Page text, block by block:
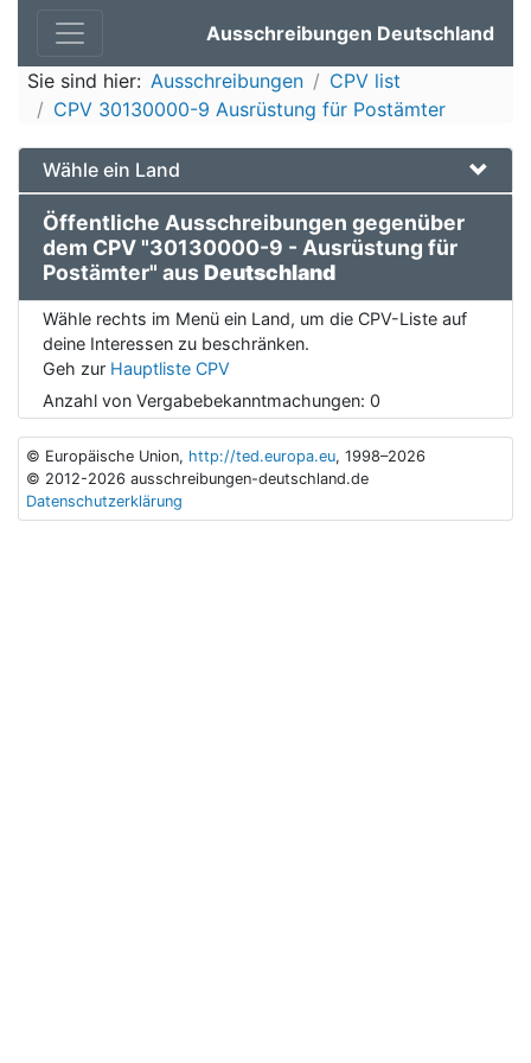
Ausschreibungen Deutschland
Sie sind hier: Ausschreibungen
CPV list
CPV 30130000-9 Ausrüstung für Postämter
Wähle ein Land
Öffentliche Ausschreibungen gegenüber
dem CPV "30130000-9 - Ausrüstung für
Postämter" ausDeutschland
Wähle rechts im Menü ein Land, um die CPV-Liste auf
deine Interessen zu beschränken.
Geh zur Hauptliste CPV
Anzahl von Vergabebekanntmachungen: 0
© Europäische Union, http://ted.europa.eu, 1998–2026
© 2012-2026 ausschreibungen-deutschland.de
Datenschutzerklärung